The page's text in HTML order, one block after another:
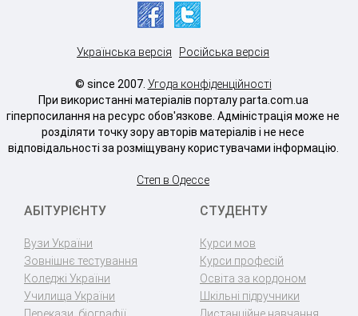
Українська версія Російська версія
© since 2007. Угода конфіденційності
При використанні матеріалів порталу parta.com.ua
гіперпосилання на ресурс обов'язкове. Адміністрація може не
розділяти точку зору авторів матеріалів і не несе
відповідальності за розміщувану користувачами інформацію.
Степ в Одессе
АБІТУРІЄНТУ
Вузи України
Зовнішнє тестування
Коледжі України
Училища України
Перекази, біографії
СТУДЕНТУ
Курси мов
Курси професій
Освіта за кордоном
Шкільні підручники
Дистанційне навчання